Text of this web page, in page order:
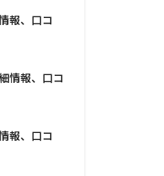
報、口コ
情報、口コ
報、口コ